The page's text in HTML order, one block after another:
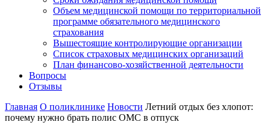
Объем медицинской помощи по территориальной
программе обязательного медицинского
страхования
Вышестоящие контролирующие организации
Список страховых медицинских организаций
План финансово-хозяйственной деятельности
Вопросы
Отзывы
Главная О поликлинике Новости Летний отдых без хлопот:
почему нужно брать полис ОМС в отпуск